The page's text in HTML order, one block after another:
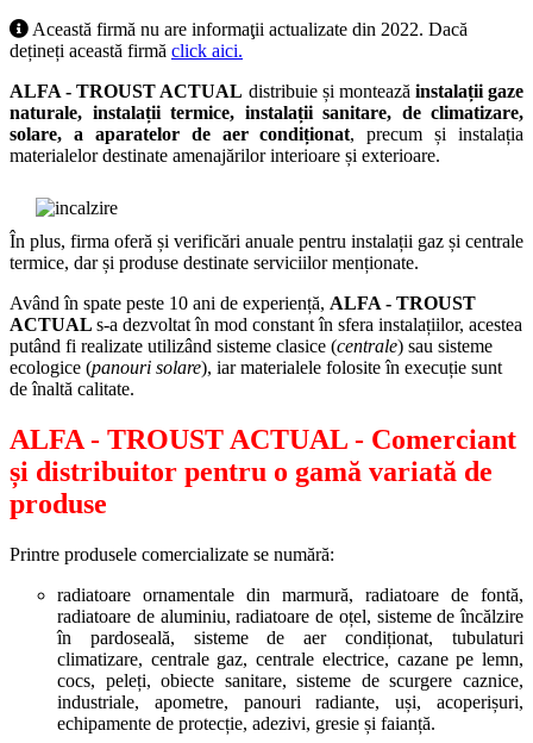
Această firmă nu are informaţii actualizate din 2022. Dacă
dețineți această firmă click aici.
ALFA - TROUST ACTUAL distribuie și montează instalații gaze
naturale, instalații termice, instalații sanitare, de climatizare,
solare, a aparatelor de aer condiționat, precum și instalația
materialelor destinate amenajărilor interioare și exterioare.
În plus, firma oferă și verificări anuale pentru instalații gaz și centrale
termice, dar și produse destinate serviciilor menționate.
Având în spate peste 10 ani de experiență, ALFA - TROUST
ACTUAL s-a dezvoltat în mod constant în sfera instalațiilor, acestea
putând fi realizate utilizând sisteme clasice (centrale) sau sisteme
ecologice (panouri solare), iar materialele folosite în execuție sunt
de înaltă calitate.
ALFA - TROUST ACTUAL - Comerciant
și distribuitor pentru o gamă variată de
produse
Printre produsele comercializate se numără:
radiatoare ornamentale din marmură, radiatoare de fontă,
radiatoare de aluminiu, radiatoare de oțel, sisteme de încălzire
în pardoseală, sisteme de aer condiționat, tubulaturi
climatizare, centrale gaz, centrale electrice, cazane pe lemn,
cocs, peleți, obiecte sanitare, sisteme de scurgere caznice,
industriale, apometre, panouri radiante, uși, acoperișuri,
echipamente de protecție, adezivi, gresie și faianță.